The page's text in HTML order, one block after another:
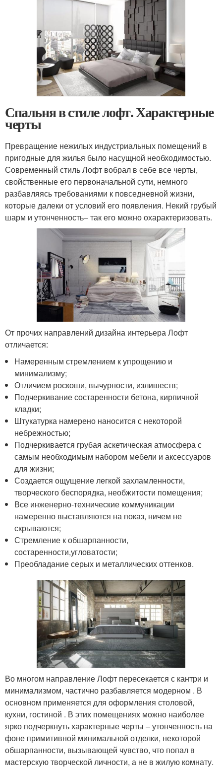
Спальня в стиле лофт. Характерные
черты
Превращение нежилых индустриальных помещений в
пригодные для жилья было насущной необходимостью.
Современный стиль Лофт вобрал в себе все черты,
свойственные его первоначальной сути, немного
разбавляясь требованиями к повседневной жизни,
которые далеки от условий его появления. Некий грубый
шарм и утонченность– так его можно охарактеризовать.
От прочих направлений дизайна интерьера Лофт
отличается:
Намеренным стремлением к упрощению и
минимализму;
Отличием роскоши, вычурности, излишеств;
Подчеркивание состаренности бетона, кирпичной
кладки;
Штукатурка намерено наносится с некоторой
небрежностью;
Подчеркивается грубая аскетическая атмосфера с
самым необходимым набором мебели и аксессуаров
для жизни;
Создается ощущение легкой захламленности,
творческого беспорядка, необжитости помещения;
Все инженерно-технические коммуникации
намеренно выставляются на показ, ничем не
скрываются;
Стремление к обшарпанности,
состаренности,угловатости;
Преобладание серых и металлических оттенков.
Во многом направление Лофт пересекается с кантри и
минимализмом, частично разбавляется модерном . В
основном применяется для оформления столовой,
кухни, гостиной . В этих помещениях можно наиболее
ярко подчеркнуть характерные черты – утонченность на
фоне примитивной минимальной отделки, некоторой
обшарпанности, вызывающей чувство, что попал в
мастерскую творческой личности, а не в жилую комнату.